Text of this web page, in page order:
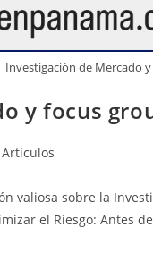
Investigación de Mercado
y focus
Artículos
valiosa sobre la
el Riesgo: Antes